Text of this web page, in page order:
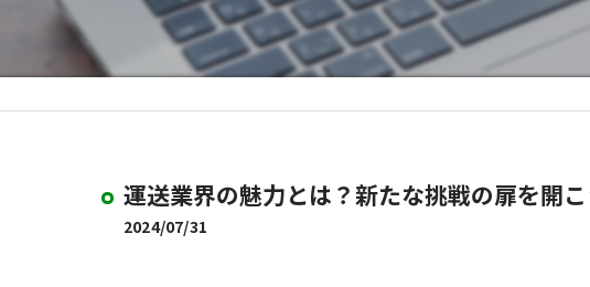
運送業界の魅力とは？新たな挑戦の扉を開こ
2024/07/31